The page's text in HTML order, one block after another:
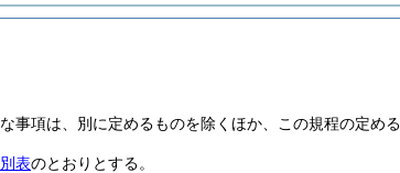
事項は、別に定めるものを除くほか、この規程の定める
別表のとおりとする。